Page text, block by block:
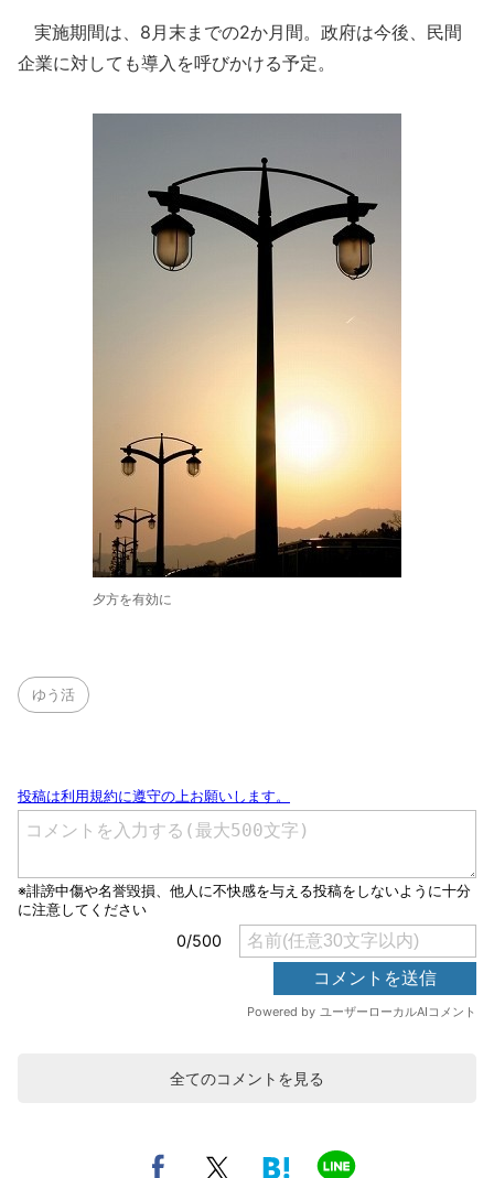
実施期間は、8月末までの2か月間。政府は今後、民間
企業に対しても導入を呼びかける予定。
夕方を有効に
ゆう活
全てのコメントを見る